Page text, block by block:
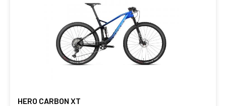
HERO CARBON XT